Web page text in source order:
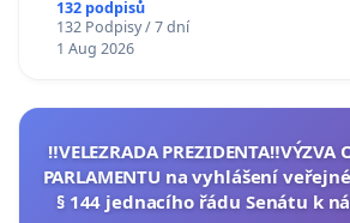
132 podpisů
132 Podpisy / 7 dní
1 Aug 2026
‼️VELEZRADA PREZIDENTA‼️VÝZVA
PARLAMENTU na vyhlášení
§ 144 jednacího řádu Senátu k